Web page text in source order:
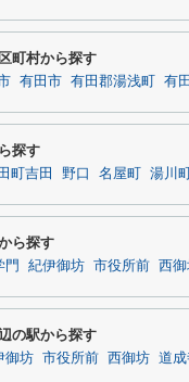
町村から探す
有田市 有田郡湯浅町 有
探す
町吉田 野口 名屋町 湯川
ら探す
門 紀伊御坊 市役所前 西
の駅から探す
御坊 市役所前 西御坊 道